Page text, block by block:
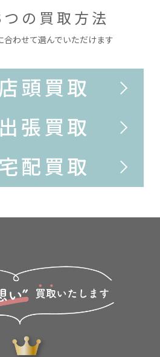
の買取方法
合わせて選んでいただけます
店頭買取
出張買取
宅配買取